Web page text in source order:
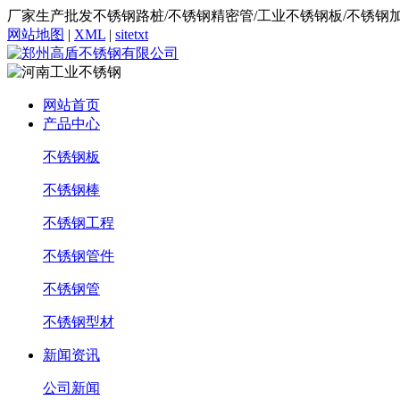
厂家生产批发不锈钢路桩/不锈钢精密管/工业不锈钢板/不锈钢
网站地图 | XML | sitetxt
网站首页
产品中心
不锈钢板
不锈钢棒
不锈钢工程
不锈钢管件
不锈钢管
不锈钢型材
新闻资讯
公司新闻